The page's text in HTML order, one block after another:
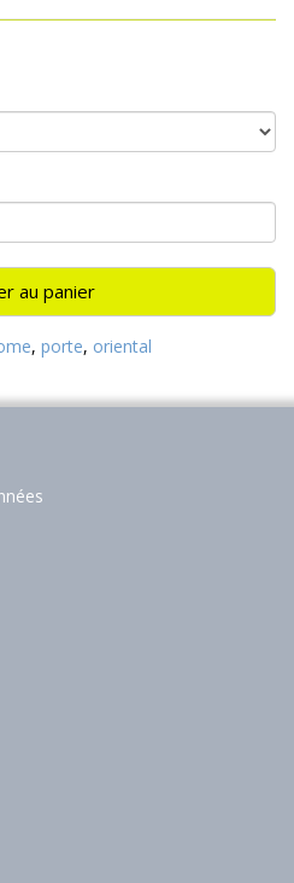
au panier
, porte, oriental